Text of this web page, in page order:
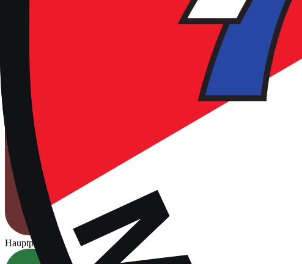
Hauptplatz Für Spiele freigegeben